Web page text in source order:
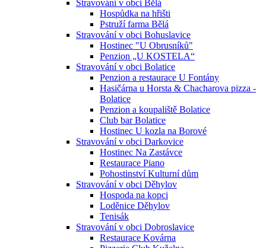
Stravování v obci Bělá
Hospůdka na hřišti
Pstruží farma Bělá
Stravování v obci Bohuslavice
Hostinec "U Obrusníků"
Penzion „U KOSTELA“
Stravování v obci Bolatice
Penzion a restaurace U Fontány
Hasičárna u Horsta & Chacharova pizza -
Bolatice
Penzion a koupaliště Bolatice
Club bar Bolatice
Hostinec U kozla na Borové
Stravování v obci Darkovice
Hostinec Na Zastávce
Restaurace Piano
Pohostinství Kulturní dům
Stravování v obci Děhylov
Hospoda na kopci
Loděnice Děhylov
Tenisák
Stravování v obci Dobroslavice
Restaurace Kovárna